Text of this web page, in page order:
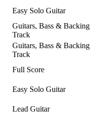
Easy Solo Guitar
Guitars, Bass & Backing
Track
Guitars, Bass & Backing
Track
Full Score
Easy Solo Guitar
Lead Guitar